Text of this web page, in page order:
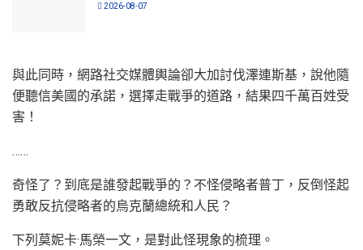
2026-08-07
與此同時，網路社交媒體輿論卻大加討伐澤連斯基，說他隨
便聽信美國的承諾，選擇走戰爭的道路，結果四千萬百姓受
害！
……
奇怪了？到底是誰發起戰爭的？不怪侵略者普丁，反倒怪起
勇敢反抗侵略者的烏克蘭總統和人民？
下列莫妮卡·馬榮一文，是對此怪現象的梳理。